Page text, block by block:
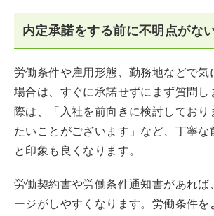
内定承諾をする前に不明点がな
労働条件や雇用形態、勤務地などで気
場合は、すぐに承諾せずにまず質問し
際は、「入社を前向きに検討しており
たいことがございます」など、丁寧な
と印象も良くなります。
労働契約書や労働条件通知書があれば
ージがしやすくなります。労働条件を